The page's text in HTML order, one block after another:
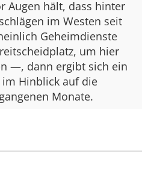
Augen hält, dass hinter
im Westen seit
Geheimdienste
um hier
—, dann ergibt sich ein
Hinblick auf die
Monate.